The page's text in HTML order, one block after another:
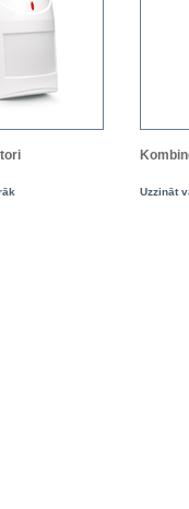
Uzzināt